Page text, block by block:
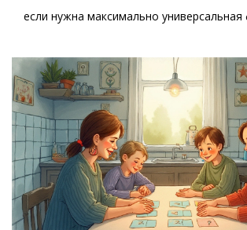
если нужна максимально